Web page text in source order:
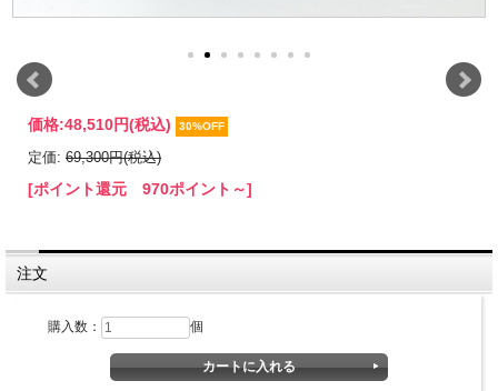
価格:48,510円(税込) 30%OFF
定価: 69,300円(税込)
[ポイント還元 970ポイント～]
注文
購入数： 個